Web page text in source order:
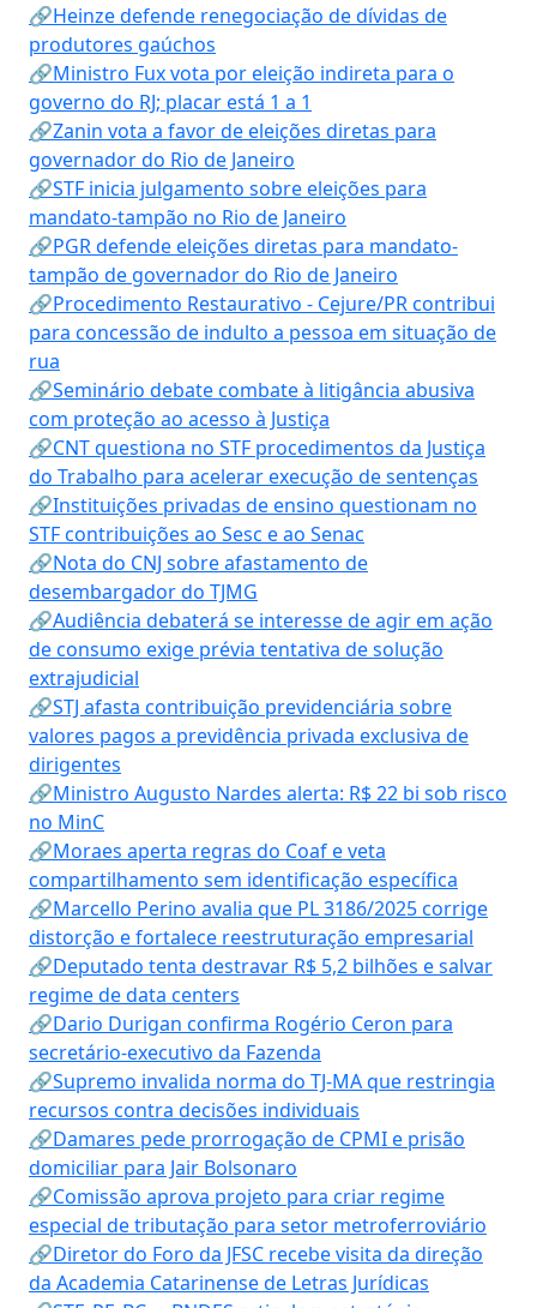
🔗Heinze defende renegociação de dívidas de
produtores gaúchos
🔗Ministro Fux vota por eleição indireta para o
governo do RJ; placar está 1 a 1
🔗Zanin vota a favor de eleições diretas para
governador do Rio de Janeiro
🔗STF inicia julgamento sobre eleições para
mandato-tampão no Rio de Janeiro
🔗PGR defende eleições diretas para mandato-
tampão de governador do Rio de Janeiro
🔗Procedimento Restaurativo - Cejure/PR contribui
para concessão de indulto a pessoa em situação de
rua
🔗Seminário debate combate à litigância abusiva
com proteção ao acesso à Justiça
🔗CNT questiona no STF procedimentos da Justiça
do Trabalho para acelerar execução de sentenças
🔗Instituições privadas de ensino questionam no
STF contribuições ao Sesc e ao Senac
🔗Nota do CNJ sobre afastamento de
desembargador do TJMG
🔗Audiência debaterá se interesse de agir em ação
de consumo exige prévia tentativa de solução
extrajudicial
🔗STJ afasta contribuição previdenciária sobre
valores pagos a previdência privada exclusiva de
dirigentes
🔗Ministro Augusto Nardes alerta: R$ 22 bi sob risco
no MinC
🔗Moraes aperta regras do Coaf e veta
compartilhamento sem identificação específica
🔗Marcello Perino avalia que PL 3186/2025 corrige
distorção e fortalece reestruturação empresarial
🔗Deputado tenta destravar R$ 5,2 bilhões e salvar
regime de data centers
🔗Dario Durigan confirma Rogério Ceron para
secretário-executivo da Fazenda
🔗Supremo invalida norma do TJ-MA que restringia
recursos contra decisões individuais
🔗Damares pede prorrogação de CPMI e prisão
domiciliar para Jair Bolsonaro
🔗Comissão aprova projeto para criar regime
especial de tributação para setor metroferroviário
🔗Diretor do Foro da JFSC recebe visita da direção
da Academia Catarinense de Letras Jurídicas